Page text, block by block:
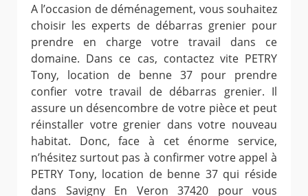
A l’occasion de déménagement, vous souhaitez
choisir les experts de débarras grenier pour
prendre en charge votre travail dans ce
domaine. Dans ce cas, contactez vite PETRY
Tony, location de benne 37 pour prendre
confier votre travail de débarras grenier. Il
assure un désencombre de votre pièce et peut
réinstaller votre grenier dans votre nouveau
habitat. Donc, face à cet énorme service,
n’hésitez surtout pas à confirmer votre appel à
PETRY Tony, location de benne 37 qui réside
dans Savigny En Veron 37420 pour vous